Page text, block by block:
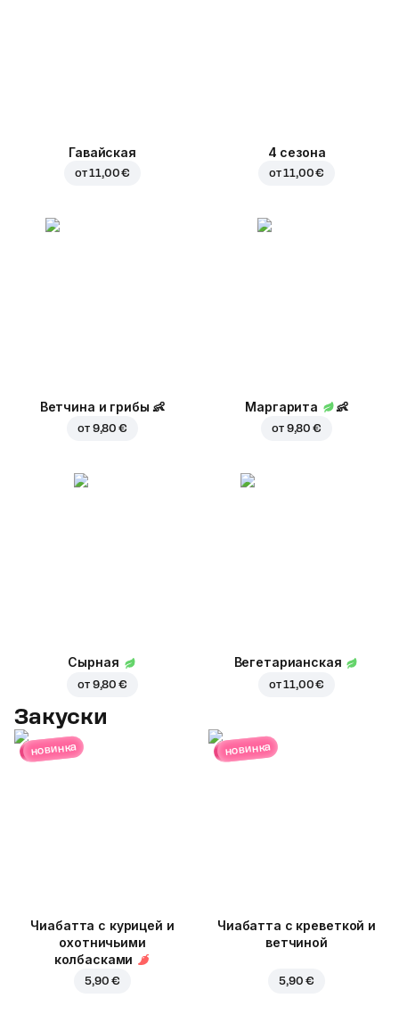
Гавайская
от11,00 €
4 сезона
от11,00 €
Ветчина и грибы 👶
от 9,80 €
Маргарита 👶
от 9,80 €
Сырная
от 9,80 €
Вегетарианская
от11,00 €
Закуски
новинка
Чиабатта с курицей и
охотничьими
колбасками
5,90 €
новинка
Чиабатта с креветкой и
ветчиной
5,90 €